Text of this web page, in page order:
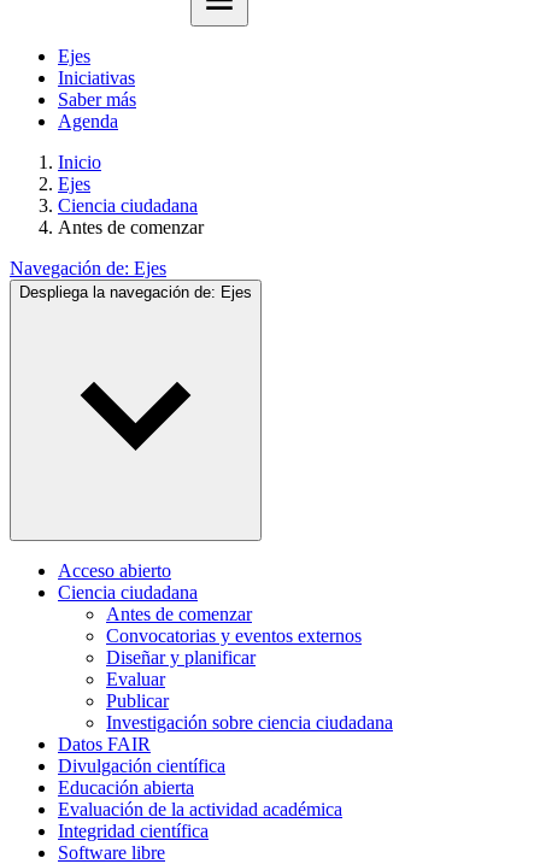
Ejes
Iniciativas
Saber más
Agenda
Inicio
Ejes
Ciencia ciudadana
Antes de comenzar
Navegación de: Ejes
Despliega la navegación de: Ejes
Acceso abierto
Ciencia ciudadana
Antes de comenzar
Convocatorias y eventos externos
Diseñar y planificar
Evaluar
Publicar
Investigación sobre ciencia ciudadana
Datos FAIR
Divulgación científica
Educación abierta
Evaluación de la actividad académica
Integridad científica
Software libre